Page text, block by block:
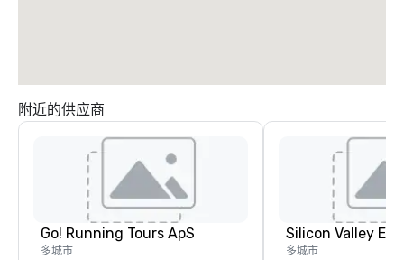
附近的供应商
Go! Running Tours ApS
多城市
多城市